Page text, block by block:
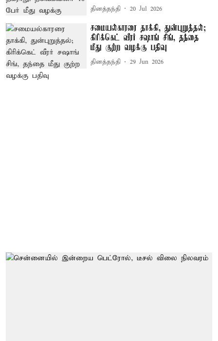
தினத்தந்தி 20 Jul 2026
சமையல்காரரை தாக்கி, துன்புறுத்தல்;
கிரிக்கெட் வீரர் சஷாங் சிங், தந்தை
மீது குற்ற வழக்கு பதிவு
தினத்தந்தி 29 Jun 2026